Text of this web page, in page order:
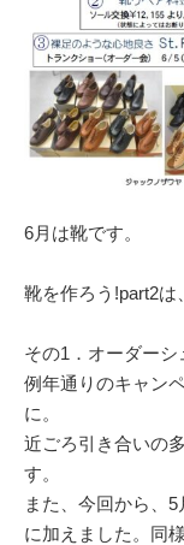
6月は靴です。
靴を作ろう!part2は
その1．オーダー
例年通りのキャン
に。
近ごろ引き合いの
す。
また、今回から、
に加えました。同